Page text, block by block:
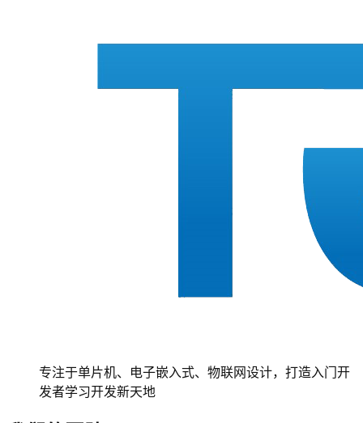
专注于单片机、电子嵌入式、物联网设计，打造入门开
发者学习开发新天地